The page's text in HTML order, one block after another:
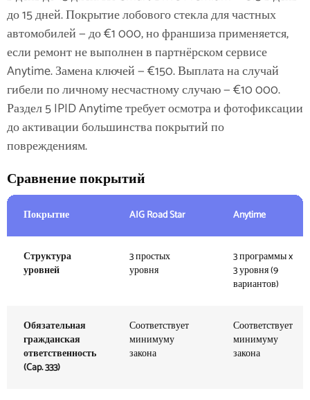
до 15 дней. Покрытие лобового стекла для частных
автомобилей — до €1 000, но франшиза применяется,
если ремонт не выполнен в партнёрском сервисе
Anytime. Замена ключей — €150. Выплата на случай
гибели по личному несчастному случаю — €10 000.
Раздел 5 IPID Anytime требует осмотра и фотофиксации
до активации большинства покрытий по
повреждениям.
Сравнение покрытий
Покрытие AIG Road Star Anytime
Структура
уровней
3 простых
уровня
3 программы x
3 уровня (9
вариантов)
Обязательная
гражданская
ответственность
(Cap. 333)
Соответствует
минимуму
закона
Соответствует
минимуму
закона